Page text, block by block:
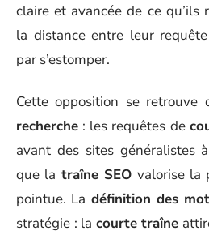
claire et avancée de ce qu’ils
la distance entre leur
par s’estomper.
Cette opposition se retrouve
recherche : les requêtes de
avant des sites généralistes
que la traîne SEO valorise la
pointue. La définition des
stratégie : la courte traîne